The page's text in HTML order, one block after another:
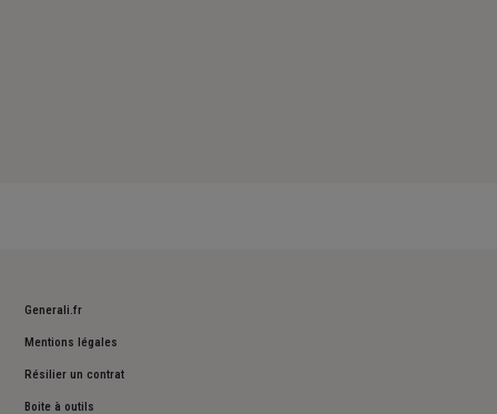
Generali.fr
Mentions légales
Résilier un contrat
Boite à outils